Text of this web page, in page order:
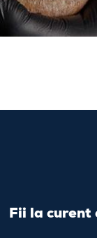
Fii la curent